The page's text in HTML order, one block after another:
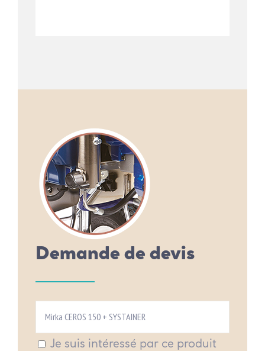
Demande de devis
Je suis intéressé par ce produit